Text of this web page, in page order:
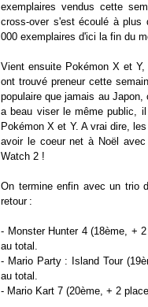
exemplaires vendus cette
cross-over s'est écoulé à plus
000 exemplaires d'ici la fin du
Vient ensuite Pokémon X et
ont trouvé preneur cette
populaire que jamais au
a beau viser le même public,
Pokémon X et Y. A vrai dire,
avoir le coeur net à Noël
Watch 2 !
On termine enfin avec un trio
retour :
- Monster Hunter 4 (18ème, +
au total.
- Mario Party : Island Tour
au total.
- Mario Kart 7 (20ème, + 2